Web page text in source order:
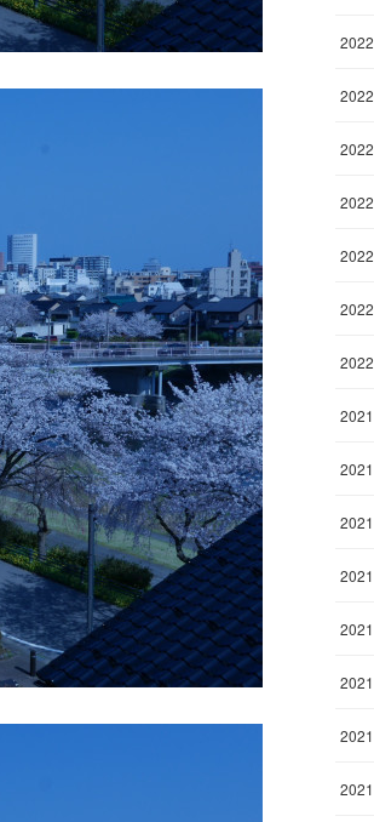
2022
2022
2022
2022
2022
2022
2022
2021
2021
2021
2021
2021
2021
2021
2021